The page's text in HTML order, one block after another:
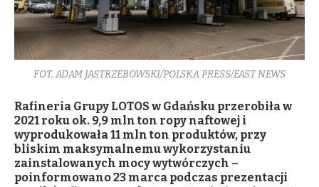
FOT. ADAM JASTRZEBOWSKI/POLSKA PRESS/EAST NEWS
Rafineria Grupy LOTOS w Gdańsku przerobiła w
2021 roku ok. 9,9 mln ton ropy naftowej i
wyprodukowała 11 mln ton produktów, przy
bliskim maksymalnemu wykorzystaniu
zainstalowanych mocy wytwórczych –
poinformowano 23 marca podczas prezentacji